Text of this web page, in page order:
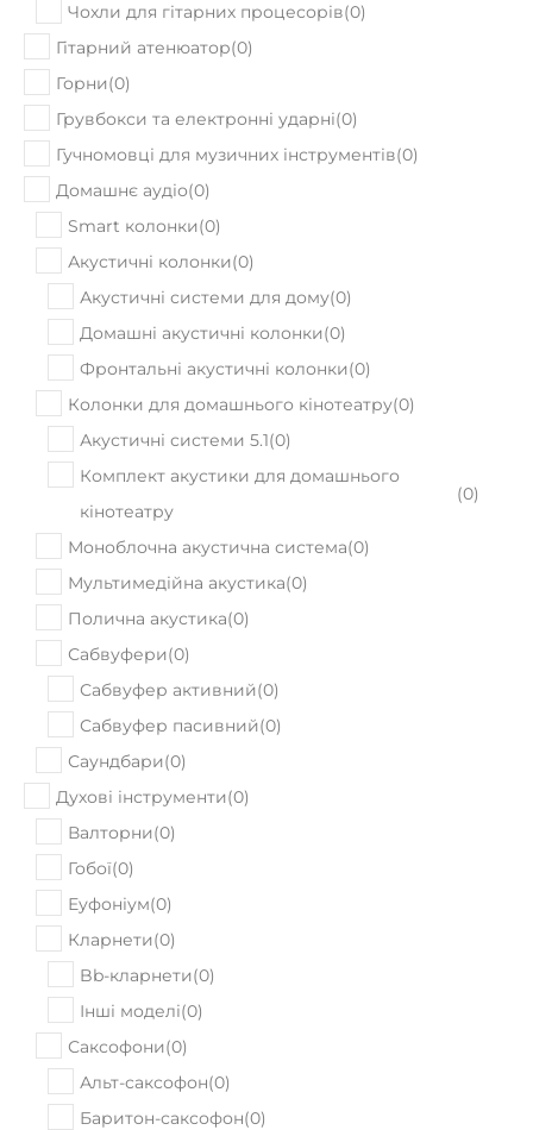
Чохли для гітарних процесорів(0)
Гітарний атенюатор(0)
Горни(0)
Грувбокси та електронні ударні(0)
Гучномовці для музичних інструментів(0)
Домашнє аудіо(0)
Smart колонки(0)
Акустичні колонки(0)
Акустичні системи для дому(0)
Домашні акустичні колонки(0)
Фронтальні акустичні колонки(0)
Колонки для домашнього кінотеатру(0)
Акустичні системи 5.1(0)
Комплект акустики для домашнього
кінотеатру
(0)
Моноблочна акустична система(0)
Мультимедійна акустика(0)
Полична акустика(0)
Сабвуфери(0)
Сабвуфер активний(0)
Сабвуфер пасивний(0)
Саундбари(0)
Духові інструменти(0)
Валторни(0)
Гобої(0)
Еуфоніум(0)
Кларнети(0)
Bb-кларнети(0)
Інші моделі(0)
Саксофони(0)
Альт-саксофон(0)
Баритон-саксофон(0)